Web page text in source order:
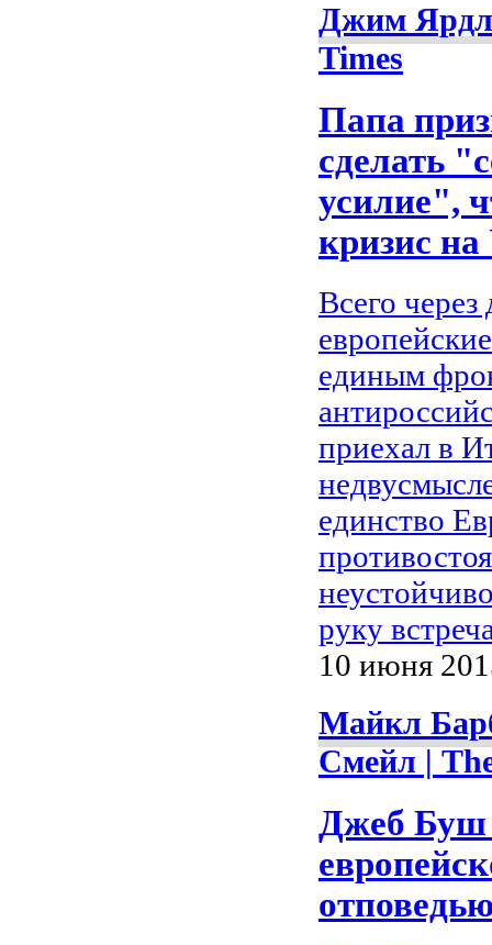
Джим
Times
Папа
сделать
усилие",
кризис
Всего через
единым
приехал в
единство
руку
10 июня
Майкл
Смейл |
Джеб Буш